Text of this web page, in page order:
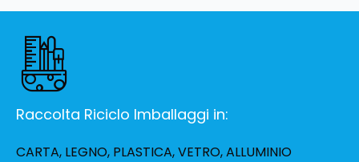
Raccolta Riciclo Imballaggi in:
CARTA, LEGNO, PLASTICA, VETRO, ALLUMINIO